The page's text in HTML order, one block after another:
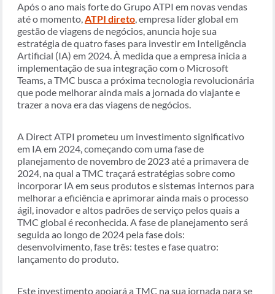
Após o ano mais forte do Grupo ATPI em novas vendas
até o momento,ATPI direto, empresa líder global em
gestão de viagens de negócios, anuncia hoje sua
estratégia de quatro fases para investir em Inteligência
Artificial (IA) em 2024. À medida que a empresa inicia a
implementação de sua integração com o Microsoft
Teams, a TMC busca a próxima tecnologia revolucionária
que pode melhorar ainda mais a jornada do viajante e
trazer a nova era das viagens de negócios.
A Direct ATPI prometeu um investimento significativo
em IA em 2024, começando com uma fase de
planejamento de novembro de 2023 até a primavera de
2024, na qual a TMC traçará estratégias sobre como
incorporar IA em seus produtos e sistemas internos para
melhorar a eficiência e aprimorar ainda mais o processo
ágil, inovador e altos padrões de serviço pelos quais a
TMC global é reconhecida. A fase de planejamento será
seguida ao longo de 2024 pela fase dois:
desenvolvimento, fase três: testes e fase quatro:
lançamento do produto.
Este investimento apoiará a TMC na sua jornada para se